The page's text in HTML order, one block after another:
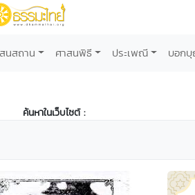
นสถาน ศาสนพิธี ประเพณี บอก
ค้นหาในเว็บไซต์ :